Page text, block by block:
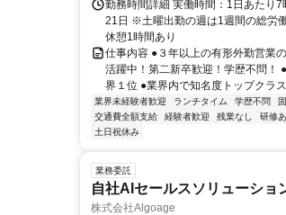
勤務時間詳細 実働時間：1日あたり
21日 ※土曜出勤の週は1週間の総労
休憩1時間あり
仕事内容 ●３年以上の有形外勤営業
活躍中！第二新卒歓迎！学歴不問！
界１位 ●業界内で知名度トップクラ
業界未経験者歓迎 ランチタイム 学歴不問
交通費全額支給
経験者歓迎 残業なし 研修
土日祝休み
業務委託
自社AIセールスソリューショ
株式会社Algoage